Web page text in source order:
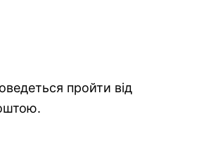
пройти від